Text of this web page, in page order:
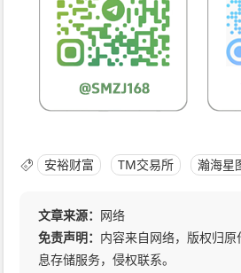
安裕财富 TM交易所 瀚海星
文章来源： 网络
免责声明： 内容来自网络，版权归
息存储服务，侵权联系。